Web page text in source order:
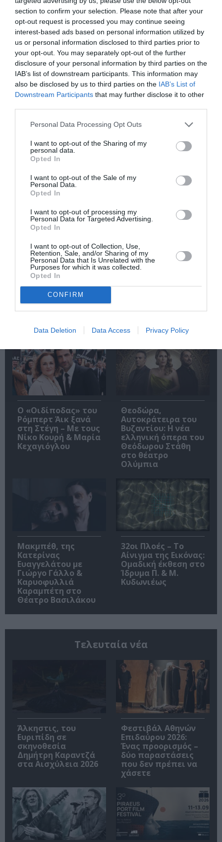
section to confirm your selection. Please note that after your
opt-out request is processed you may continue seeing
interest-based ads based on personal information utilized by
us or personal information disclosed to third parties prior to
your opt-out. You may separately opt-out of the further
disclosure of your personal information by third parties on the
IAB’s list of downstream participants. This information may
also be disclosed by us to third parties on the IAB’s List of
Downstream Participants that may further disclose it to other
Personal Data Processing Opt Outs
I want to opt-out of the Sharing of my
personal data.
Opted In
I want to opt-out of the Sale of my
Personal Data.
Opted In
I want to opt-out of processing my
Personal Data for Targeted Advertising.
Opted In
I want to opt-out of Collection, Use,
Retention, Sale, and/or Sharing of my
Personal Data that Is Unrelated with the
Purposes for which it was collected.
Opted In
CONFIRM
Data Deletion Data Access Privacy Policy
Μ.Ι.Ε.Τ. Θουκυδίδου 13, Αθήνα
Τηλ. 210 3234 267 και 210 5223 101
www.miet.gr
e-mail : miet2@otenet.gr
Ακολουθήστε το Culturenow.gr στο Google News και
μάθετε πρώτοι όλες τις ειδήσεις
τελευταία νέα
για την Τέχνη και τον
Νέοι Διαγωνισμοί ❯
Κάθε βδομάδα στο e-mail σας τα τελευταία νέα για
την Τέχνη και τον Πολιτισμό!
Ακολουθήστε το Culturenow.gr
Δημοφιλή Άρθρα
O «Οιδίποδας» του
Ρόμπερτ Άικ ξανά
στη Στέγη – Με τους
Νίκο Κουρή & Μαρία
Κεχαγιόγλου
Θεοδώρα,
Αυτοκράτειρα του
Βυζαντίου: Η νέα
ελληνική όπερα του
Θεόδωρου Στάθη
στο θέατρο
Ολύμπια
Μακμπέθ, της
Κατερίνας
Ευαγγελάτου με
Γιώργο Γάλλο &
Καρυοφυλλιά
Καραμπέτη στο
Θέατρο Βασιλάκου
32οι Πλοές – Το
Αίνιγμα της Εικόνας:
Ομαδική έκθεση στο
Ίδρυμα Π. & Μ.
Κυδωνιέως
Τελευταία νέα
Άλκηστις, του
Ευριπίδη σε
σκηνοθεσία
Δημήτρη Καραντζά
στα Αισχύλεια 2026
Φεστιβάλ Αθηνών
Επιδαύρου 2026:
Ένας προορισμός –
δύο παραστάσεις
που δεν πρέπει να
χάσετε